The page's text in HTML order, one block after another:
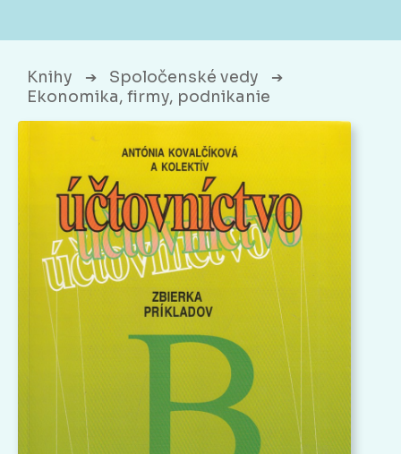
Knihy ➔ Spoločenské vedy ➔
Ekonomika, firmy, podnikanie